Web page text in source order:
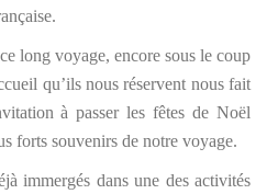
long voyage, encore sous le coup
qu’ils nous réservent nous fait
à passer les fêtes de Noël
forts souvenirs de notre voyage.
immergés dans une des activités